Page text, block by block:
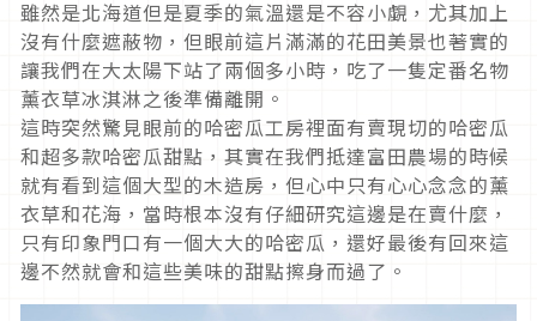
雖然是北海道但是夏季的氣溫還是不容小覷，尤其加上
沒有什麼遮蔽物，但眼前這片滿滿的花田美景也著實的
讓我們在大太陽下站了兩個多小時，吃了一隻定番名物
薰衣草冰淇淋之後準備離開。
這時突然驚見眼前的哈密瓜工房裡面有賣現切的哈密瓜
和超多款哈密瓜甜點，其實在我們抵達富田農場的時候
就有看到這個大型的木造房，但心中只有心心念念的薰
衣草和花海，當時根本沒有仔細研究這邊是在賣什麼，
只有印象門口有一個大大的哈密瓜，還好最後有回來這
邊不然就會和這些美味的甜點擦身而過了。